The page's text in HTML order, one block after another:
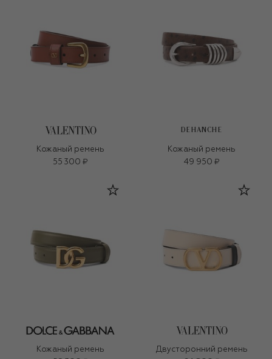
Кожаный ремень
55 300 ₽
DEHANCHE
Кожаный ремень
49 950 ₽
Кожаный ремень
Двусторонний ремень